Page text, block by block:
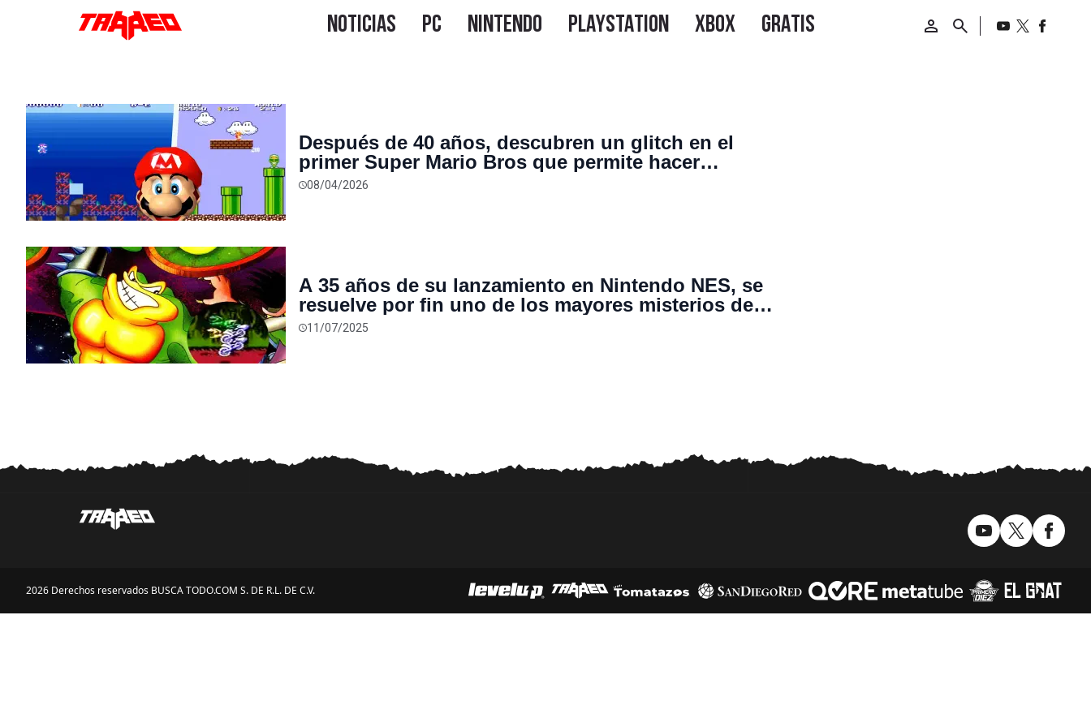
Después de 40 años, descubren un glitch en el
primer Super Mario Bros que permite hacer
prácticamente cualquier cosa dentro del juego
08/04/2026
A 35 años de su lanzamiento en Nintendo NES, se
resuelve por fin uno de los mayores misterios de
Battletoads
11/07/2025
2026 Derechos reservados BUSCA TODO.COM S. DE R.L. DE C.V.